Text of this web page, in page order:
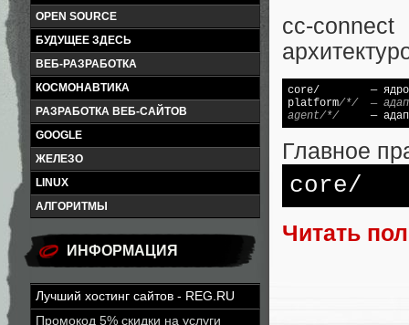
OPEN SOURCE
БУДУЩЕЕ ЗДЕСЬ
ВЕБ-РАЗРАБОТКА
КОСМОНАВТИКА
РАЗРАБОТКА ВЕБ-САЙТОВ
GOOGLE
ЖЕЛЕЗО
LINUX
АЛГОРИТМЫ
ИНФОРМАЦИЯ
Лучший хостинг сайтов - REG.RU
Промокод 5% скидки на услуги
cc-
core/        — ядро:
platform/*/  —
agent/*/
—
Главное
core/
Читать